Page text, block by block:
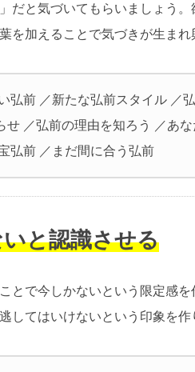
」だと気づいてもらいましょう
を加えることで気づきが生まれ
弘前 ／新たな弘前スタイル ／
せ ／弘前の理由を知ろう ／あ
弘前 ／まだ間に合う弘前
と認識させる
とで今しかないという限定感
してはいけないという印象を作